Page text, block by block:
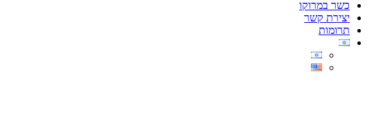
כשר במרוקו
יצירת קשר
תרומות